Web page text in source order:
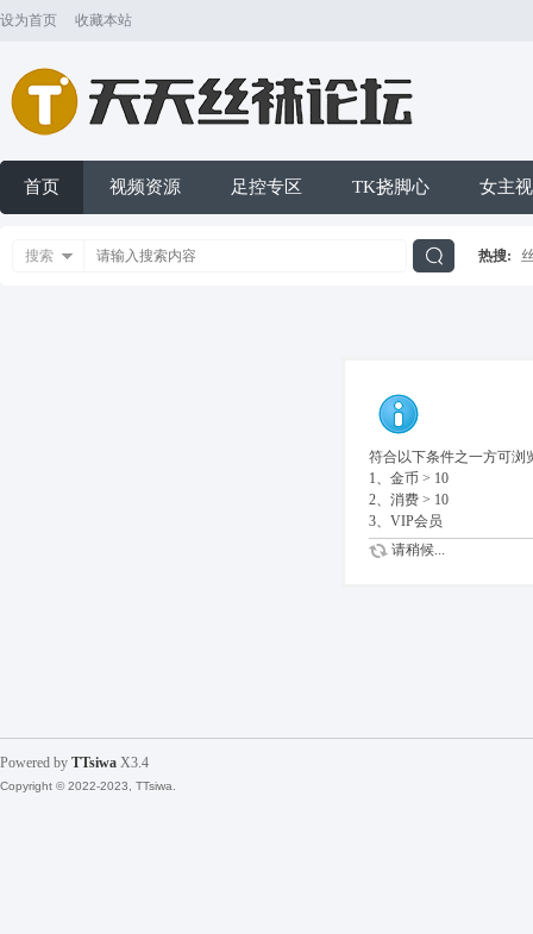
设为首页 收藏本站
首页 视频资源 足控专区 TK挠脚心 女主
搜索 热搜:
符合以下条件之一方可浏
1、金币 > 10
2、消费 > 10
3、VIP会员
请稍候...
Powered by TTsiwa X3.4
Copyright © 2022-2023, TTsiwa.